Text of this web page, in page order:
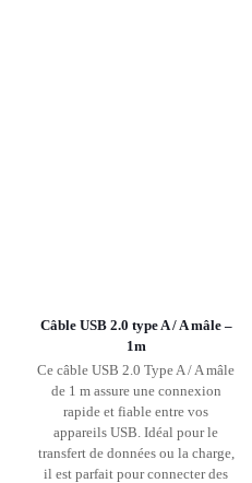
Câble USB 2.0 type A / A mâle –
1m
Ce câble USB 2.0 Type A / A mâle
de 1 m assure une connexion
rapide et fiable entre vos
appareils USB. Idéal pour le
transfert de données ou la charge,
il est parfait pour connecter des